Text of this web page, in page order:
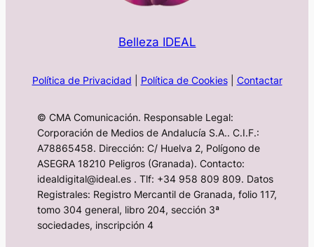
Belleza IDEAL
Política de Privacidad Política de Cookies| Contactar
© CMA Comunicación. Responsable Legal:
Corporación de Medios de Andalucía S.A.. C.I.F.:
A78865458. Dirección: C/ Huelva 2, Polígono de
ASEGRA 18210 Peligros (Granada). Contacto:
idealdigital@ideal.es . Tlf: +34 958 809 809. Datos
Registrales: Registro Mercantil de Granada, folio 117,
tomo 304 general, libro 204, sección 3ª
sociedades, inscripción 4